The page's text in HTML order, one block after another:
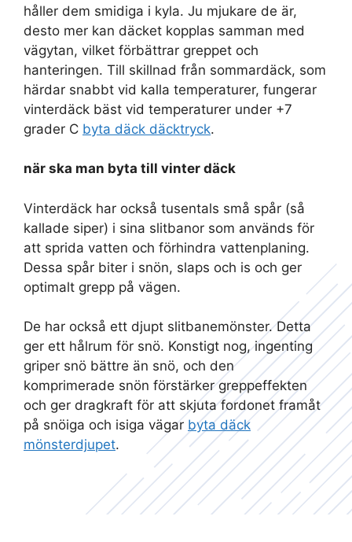
håller dem smidiga i kyla. Ju mjukare de är,
desto mer kan däcket kopplas samman med
vägytan, vilket förbättrar greppet och
hanteringen. Till skillnad från sommardäck, som
härdar snabbt vid kalla temperaturer, fungerar
vinterdäck bäst vid temperaturer under +7
grader C byta däck däcktryck.
när ska man byta till vinter däck
Vinterdäck har också tusentals små spår (så
kallade siper) i sina slitbanor som används för
att sprida vatten och förhindra vattenplaning.
Dessa spår biter i snön, slaps och is och ger
optimalt grepp på vägen.
De har också ett djupt slitbanemönster. Detta
ger ett hålrum för snö. Konstigt nog, ingenting
griper snö bättre än snö, och den
komprimerade snön förstärker greppeffekten
och ger dragkraft för att skjuta fordonet framåt
på snöiga och isiga vägar byta däck
mönsterdjupet.